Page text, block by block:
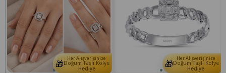
🎁 Her Alışverişinize
Doğum Taşlı Kolye
Hediye 🎁 Her Alışverişinize
Doğum Taşlı Kolye
Hediye